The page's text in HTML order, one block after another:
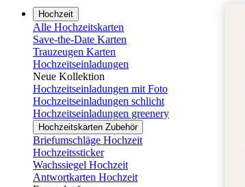
Hochzeit
Alle Hochzeitskarten
Save-the-Date Karten
Trauzeugen Karten
Hochzeitseinladungen
Neue Kollektion
Hochzeitseinladungen mit Foto
Hochzeitseinladungen schlicht
Hochzeitseinladungen greenery
Hochzeitskarten Zubehör
Briefumschläge Hochzeit
Hochzeitssticker
Wachssiegel Hochzeit
Antwortkarten Hochzeit